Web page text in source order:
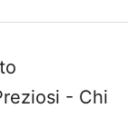
- Chi